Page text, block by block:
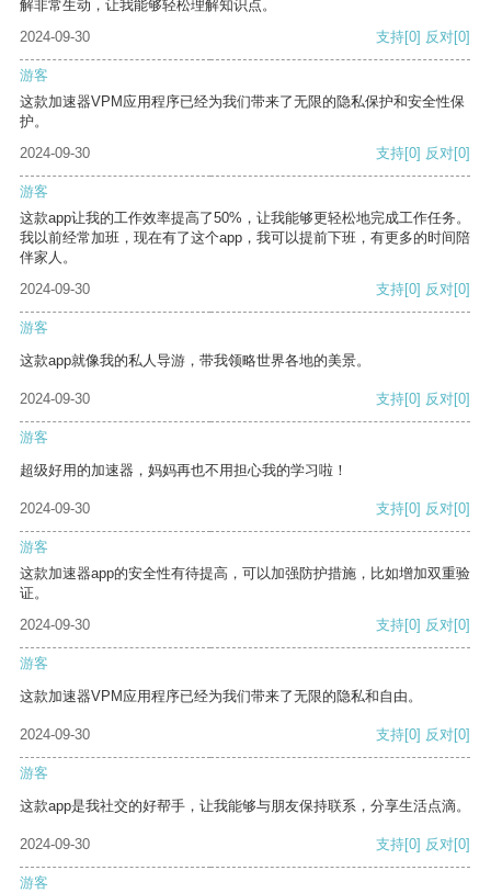
解非常生动，让我能够轻松理解知识点。
2024-09-30
支持[0] 反对[0]
游客
这款加速器VPM应用程序已经为我们带来了无限的隐私保护和安全性保
护。
2024-09-30
支持[0] 反对[0]
游客
这款app让我的工作效率提高了50%，让我能够更轻松地完成工作任务。
我以前经常加班，现在有了这个app，我可以提前下班，有更多的时间陪
伴家人。
2024-09-30
支持[0] 反对[0]
游客
这款app就像我的私人导游，带我领略世界各地的美景。
2024-09-30 支持[0] 反对[0]
游客
超级好用的加速器，妈妈再也不用担心我的学习啦！
2024-09-30 支持[0] 反对[0]
游客
这款加速器app的安全性有待提高，可以加强防护措施，比如增加双重验
证。
2024-09-30
支持[0] 反对[0]
游客
这款加速器VPM应用程序已经为我们带来了无限的隐私和自由。
2024-09-30 支持[0] 反对[0]
游客
这款app是我社交的好帮手，让我能够与朋友保持联系，分享生活点滴。
2024-09-30 支持[0] 反对[0]
游客